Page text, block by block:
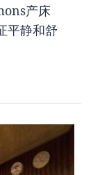
产床
平静和舒